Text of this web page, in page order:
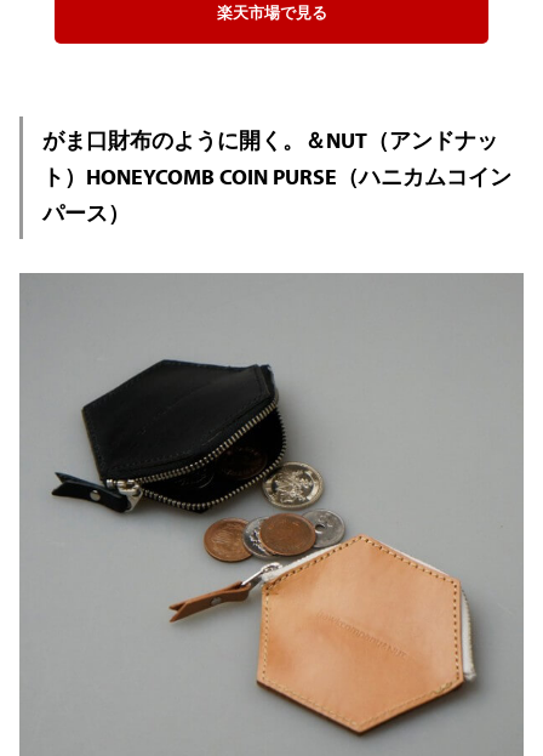
楽天市場で見る
がま口財布のように開く。＆NUT（アンドナッ
ト）HONEYCOMB COIN PURSE（ハニカムコイン
パース）